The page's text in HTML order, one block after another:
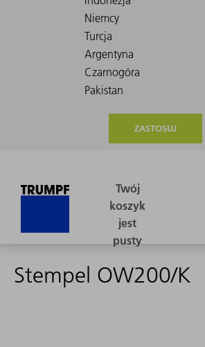
ZASTOSUJ
Stempel OW200/K